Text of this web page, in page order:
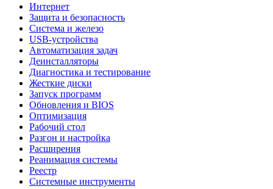
Интернет
Защита и безопасность
Система и железо
USB-устройства
Автоматизация задач
Деинсталляторы
Диагностика и тестирование
Жесткие диски
Запуск программ
Обновления и BIOS
Оптимизация
Рабочий стол
Разгон и настройка
Расширения
Реанимация системы
Реестр
Системные инструменты